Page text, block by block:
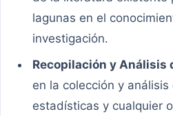
lagunas en el
investigación.
Recopilación y Análisis
en la colección y
estadísticas y cualquier